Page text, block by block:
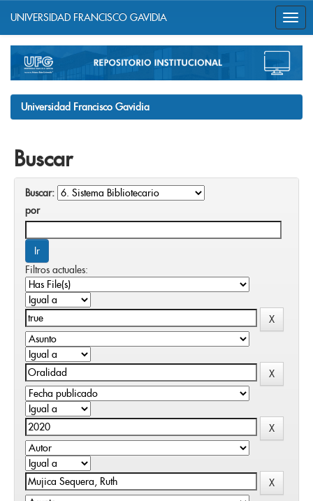
navigation
UNIVERSIDAD FRANCISCO GAVIDIA
Universidad Francisco Gavidia
Buscar
Buscar:
por
Filtros actuales: